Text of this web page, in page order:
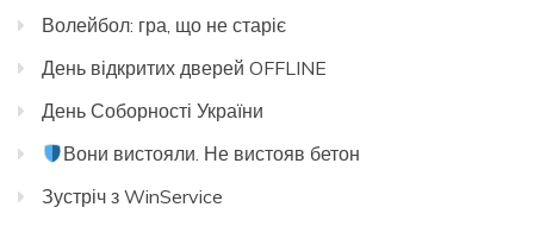
Волейбол: гра, що не старіє
День відкритих дверей OFFLINE
День Соборності України
Вони вистояли. Не вистояв бетон
Зустріч з WinService